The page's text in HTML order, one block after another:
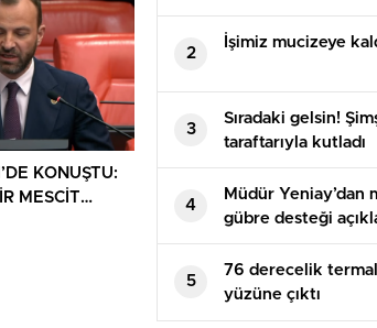
KONUŞTU:
MESCİT
2
İşimiz mucizeye
3
Sıradaki gelsin!
taraftarıyla kutladı
4
Müdür Yeniay’dan
gübre desteği
5
76 derecelik
yüzüne çıktı